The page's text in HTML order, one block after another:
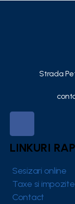
Strada
LINKURI
Sesizari online
Taxe si impozite
Contact